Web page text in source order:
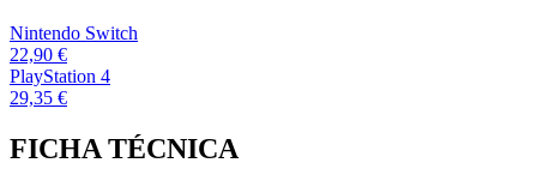
Nintendo Switch
22,90 €
PlayStation 4
29,35 €
FICHA TÉCNICA